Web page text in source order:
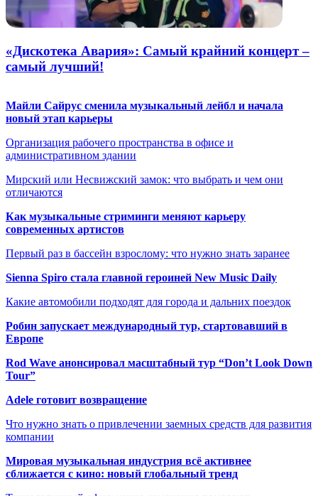
«Дискотека Авария»: Самый крайний концерт –
самый лучший!
Майли Сайрус сменила музыкальный лейбл и начала
новый этап карьеры
Организация рабочего пространства в офисе и
административном здании
Мирский или Несвижский замок: что выбрать и чем они
отличаются
Как музыкальные стриминги меняют карьеру
современных артистов
Первый раз в бассейн взрослому: что нужно знать заранее
Sienna Spiro стала главной героиней New Music Daily
Какие автомобили подходят для города и дальних поездок
Робин запускает международный тур, стартовавший в
Европе
Rod Wave анонсировал масштабный тур “Don’t Look Down
Tour”
Adele готовит возвращение
Что нужно знать о привлечении заемных средств для развития
компании
Мировая музыкальная индустрия всё активнее
сближается с кино: новый глобальный тренд